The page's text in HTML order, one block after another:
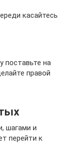
касайтесь
поставьте на
правой
шагами и
перейти к